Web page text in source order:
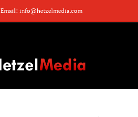
Email: info@hetzelmedia.com